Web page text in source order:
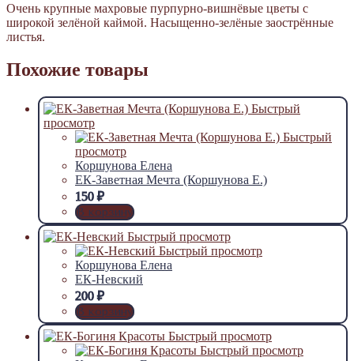
Очень крупные махровые пурпурно-вишнёвые цветы с
широкой зелёной каймой. Насыщенно-зелёные заострённые
листья.
Похожие товары
Быстрый
просмотр
Быстрый
просмотр
Коршунова Елена
ЕК-Заветная Мечта (Коршунова Е.)
150₽
В корзину
Быстрый просмотр
Быстрый просмотр
Коршунова Елена
ЕК-Невский
200₽
В корзину
Быстрый просмотр
Быстрый просмотр